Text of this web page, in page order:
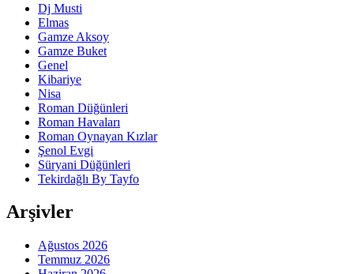
Dj Musti
Elmas
Gamze Aksoy
Gamze Buket
Genel
Kibariye
Nisa
Roman Düğünleri
Roman Havaları
Roman Oynayan Kızlar
Şenol Evgi
Süryani Düğünleri
Tekirdağlı By Tayfo
Arşivler
Ağustos 2026
Temmuz 2026